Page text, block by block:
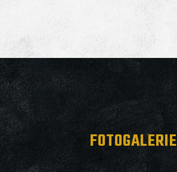
FOTOGALERIE